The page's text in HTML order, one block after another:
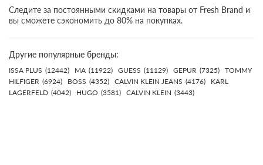
Следите за постоянными скидками на товары от Fresh Brand и
вы сможете сэкономить до 80% на покупках.
Другие популярные бренды:
ISSA PLUS (12442) MA (11922) GUESS (11129) GEPUR (7325) TOMMY
HILFIGER (6924) BOSS (4352) CALVIN KLEIN JEANS (4176)
KARL
LAGERFELD (4042) HUGO (3581) CALVIN KLEIN (3443)